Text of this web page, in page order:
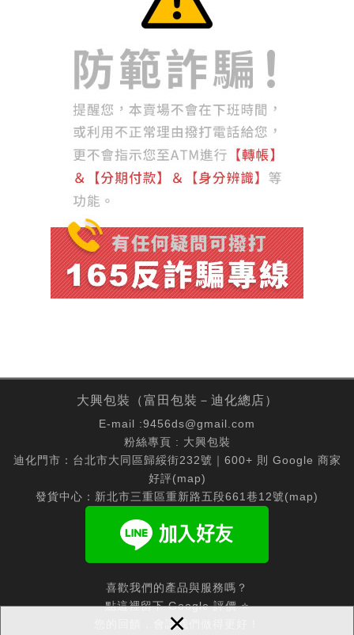
×
大興包裝（富田包裝－迪化總店）
E-mail :9456ds@gmail.com
粉絲專頁 : 大興包裝
迪化門市：台北市大同區歸綏街232號｜600+ 則 Google 商家
好評(map)
發貨中心：新北市三重區重新路五段661巷12號(map)
喜歡我們的產品與服務嗎？
點這裡留下 Google 評價 ⭐
您的回饋，會讓我們做得更好！